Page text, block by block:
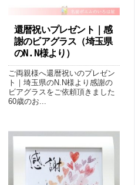
還暦祝いプレゼント｜感
謝のビアグラス（埼玉県
のN.N様より ）
ご両親様へ還暦祝いのプレゼン
ト｜埼玉県のN.N様より感謝の
ビアグラスをご依頼頂きました
60歳のお...